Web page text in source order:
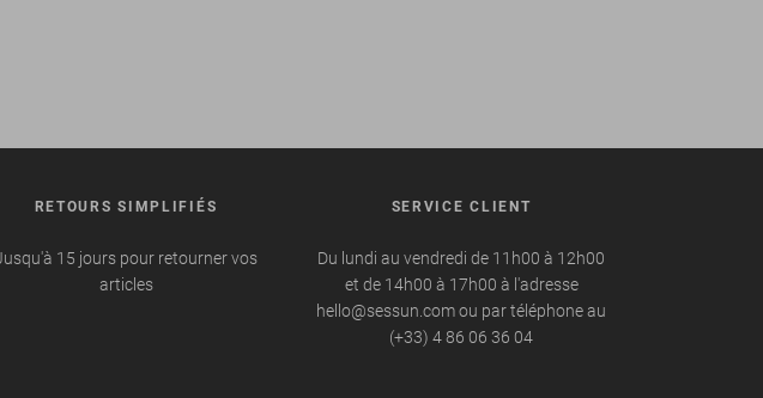
RETOURS SIMPLIFIÉS
15 jours pour retourner vos
articles
SERVICE CLIENT
Du lundi au vendredi de 11h00 à 12h00
et de 14h00 à 17h00 à l'adresse
hello@sessun.com ou par téléphone au
(+33) 4 86 06 36 04